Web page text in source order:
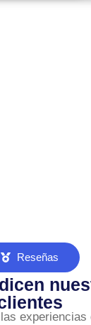
Reseñas
experiencias